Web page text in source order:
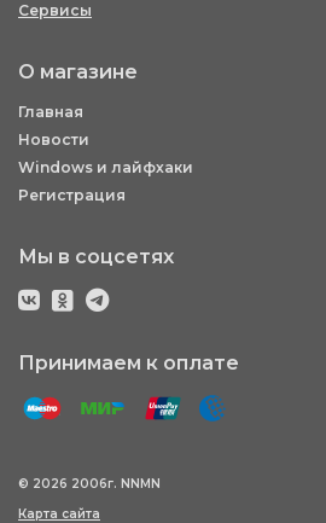
Сервисы
О магазине
Главная
Новости
Windows и лайфхаки
Регистрация
Мы в соцсетях
Принимаем к оплате
© 2026 2006г. NNMN
Карта сайта